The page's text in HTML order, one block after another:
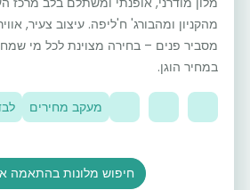
מהקניון ומהבורג' ח'ליפה. עיצוב צעיר,
מסביר פנים – בחירה מצוינת לכל מי
במחיר הוגן.
מעקב מחירים
חיפוש מלונות בהתאמה